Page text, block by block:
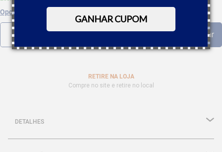
GANHAR CUPOM
Opções de parcelamento
RETIRE NA LOJA
Compre no site e retire no local
DETALHES